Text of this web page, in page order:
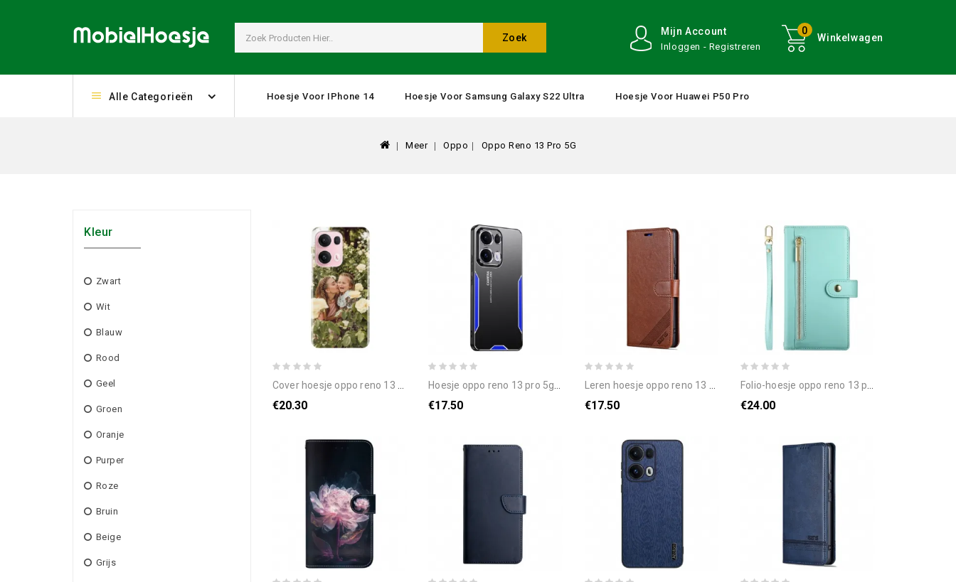
Winkelwagen
0
Mijn Account
Inloggen - Registreren
Zoek
Alle Categorieën Hoesje Voor IPhone 14 Hoesje Voor Samsung Galaxy S22 Ultra Hoesje Voor Huawei P50 Pro
Meer Oppo Oppo Reno 13 Pro 5G
Kleur
Zwart
Wit
Blauw
Rood
Geel
Groen
Oranje
Purper
Roze
Bruin
Beige
Grijs
cover hoesje oppo reno 13 pro 5g telefoonhoesje professioneel
€20.30
hoesje oppo reno 13 pro 5g metaalnerf bescherming hoesje
€17.50
leren hoesje oppo reno 13 pro 5g azns bescherming hoesje
€17.50
folio-hoesje oppo reno 13 pro 5g telefoonhoesje portemonnee met band en schouderband
€24.00